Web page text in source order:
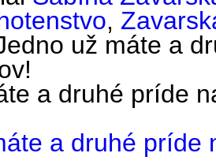
,
už máte a
a druhé príde